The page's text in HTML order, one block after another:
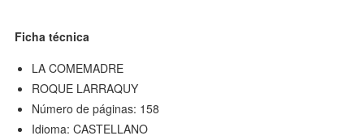
Ficha técnica
LA COMEMADRE
ROQUE LARRAQUY
Número de páginas: 158
Idioma: CASTELLANO